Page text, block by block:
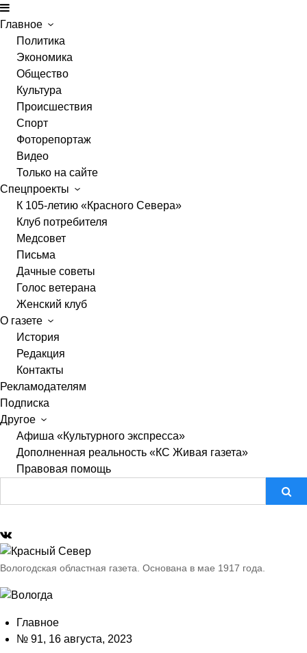
Главное
Политика
Экономика
Общество
Культура
Происшествия
Спорт
Фоторепортаж
Видео
Только на сайте
Спецпроекты
К 105-летию «Красного Севера»
Клуб потребителя
Медсовет
Письма
Дачные советы
Голос ветерана
Женский клуб
О газете
История
Редакция
Контакты
Рекламодателям
Подписка
Другое
Афиша «Культурного экспресса»
Дополненная реальность «КС Живая газета»
Правовая помощь
Вологодская областная газета. Основана в мае 1917 года.
Главное
№ 91, 16 августа, 2023